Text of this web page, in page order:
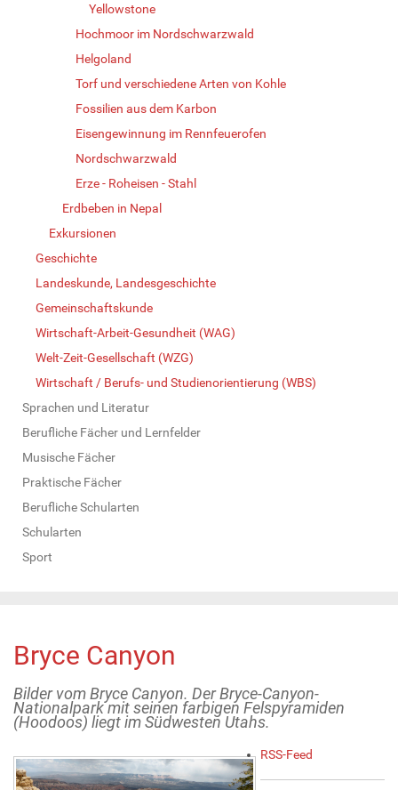
Yellowstone
Hochmoor im Nordschwarzwald
Helgoland
Torf und verschiedene Arten von Kohle
Fossilien aus dem Karbon
Eisengewinnung im Rennfeuerofen
Nordschwarzwald
Erze - Roheisen - Stahl
Erdbeben in Nepal
Exkursionen
Geschichte
Landeskunde, Landesgeschichte
Gemeinschaftskunde
Wirtschaft-Arbeit-Gesundheit (WAG)
Welt-Zeit-Gesellschaft (WZG)
Wirtschaft / Berufs- und Studienorientierung (WBS)
Sprachen und Literatur
Berufliche Fächer und Lernfelder
Musische Fächer
Praktische Fächer
Berufliche Schularten
Schularten
Sport
Bryce Canyon
Bilder vom Bryce Canyon. Der Bryce-Canyon-
Nationalpark mit seinen farbigen Felspyramiden
(Hoodoos) liegt im Südwesten Utahs.
A
r
t
RSS-Feed